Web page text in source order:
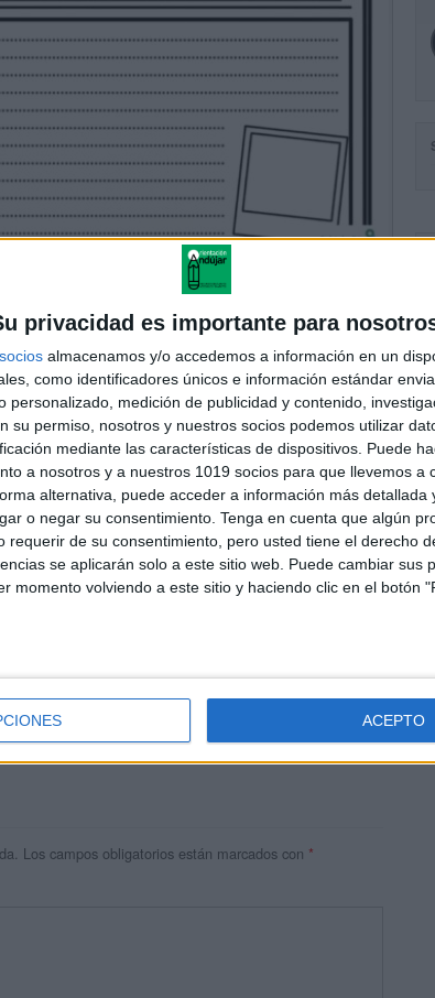
privacidad es importante para
socios almacenamos y/o accedemos a información en un
como identificadores únicos e información estándar
personalizado, medición de publicidad y contenido,
su permiso, nosotros y nuestros socios podemos utilizar
mediante las características de dispositivos. Puede
a nosotros y a nuestros 1019 socios para que llevemos a
alternativa, puede acceder a información más detallada
o negar su consentimiento. Tenga en cuenta que algún
requerir de su consentimiento, pero usted tiene el derecho
se aplicarán solo a este sitio web. Puede cambiar sus
momento volviendo a este sitio y haciendo clic en el botón
ACEPTO
información.
Los campos obligatorios están marcados con *